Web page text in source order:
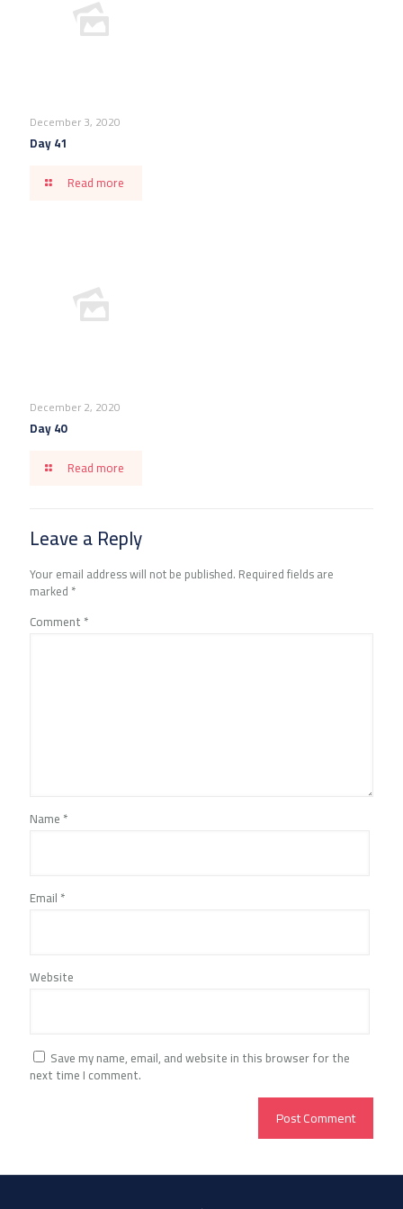
December 3, 2020
Day 41
Read more
December 2, 2020
Day 40
Read more
Leave a Reply
Your email address will not be published. Required fields are
marked *
Comment *
Name *
Email *
Website
Save my name, email, and website in this browser for the
next time I comment.